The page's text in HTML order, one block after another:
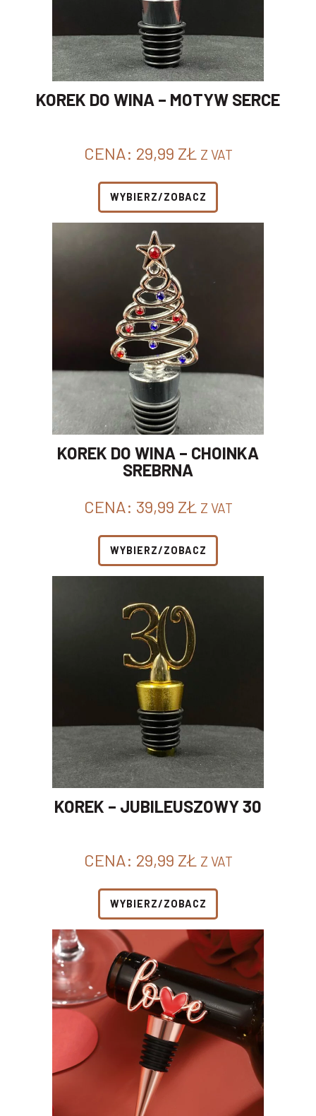
KOREK DO WINA – MOTYW SERCE
CENA: 29,99 ZŁ Z VAT
WYBIERZ/ZOBACZ
KOREK DO WINA – CHOINKA
SREBRNA
CENA: 39,99 ZŁ Z VAT
WYBIERZ/ZOBACZ
KOREK – JUBILEUSZOWY 30
CENA: 29,99 ZŁ Z VAT
WYBIERZ/ZOBACZ